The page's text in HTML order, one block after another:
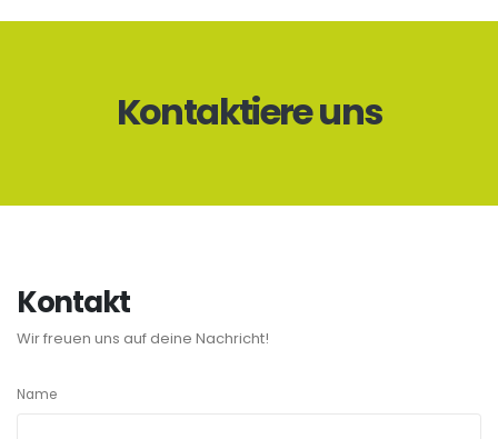
Kontaktiere uns
Kontakt
Wir freuen uns auf deine Nachricht!
Name